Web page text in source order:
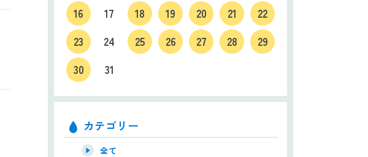
16
17 18 19 20 21
22
23
24 25 26 27 28
29
30
31
カテゴリー
全て